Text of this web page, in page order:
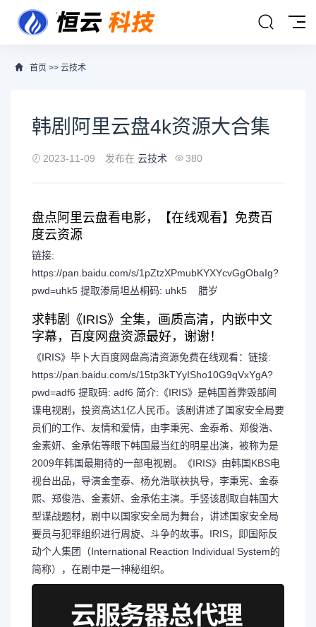
首页 >> 云技术
韩剧阿里云盘4k资源大合集
2023-11-09 发布在 云技术 380
盘点阿里云盘看电影，【在线观看】免费百
度云资源
链接:
https://pan.baidu.com/s/1pZtzXPmubKYXYcvGgObaIg?
pwd=uhk5 提取渗局坦丛桐码: uhk5 腊岁
求韩剧《IRIS》全集，画质高清，内嵌中文
字幕，百度网盘资源最好，谢谢！
《IRIS》毕卜大百度网盘高清资源免费在线观看：链接:
https://pan.baidu.com/s/15tp3kTYyISho10G9qVxYgA?
pwd=adf6 提取码: adf6 简介:《IRIS》是韩国首弊毁部间
谍电视剧，投资高达1亿人民币。该剧讲述了国家安全局要
员们的工作、友情和爱情，由李秉宪、金泰希、郑俊浩、
金素妍、金承佑等眼下韩国最当红的明星出演，被称为是
2009年韩国最期待的一部电视剧。《IRIS》由韩国KBS电
视台出品，导演金奎泰、杨允浩联袂执导，李秉宪、金泰
熙、郑俊浩、金素妍、金承佑主演。手竖该剧取自韩国大
型谍战题材，剧中以国家安全局为舞台，讲述国家安全局
要员与犯罪组织进行周旋、斗争的故事。IRIS，即国际反
动个人集团（International Reaction Individual System的
简称），在剧中是一神秘组织。